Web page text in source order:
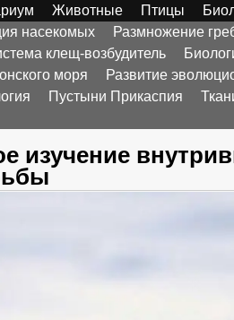
Животные Птицы
насекомых Размножение
клещ-возбудитель
моря Развитие
Пустыни Прикаспия
изучение